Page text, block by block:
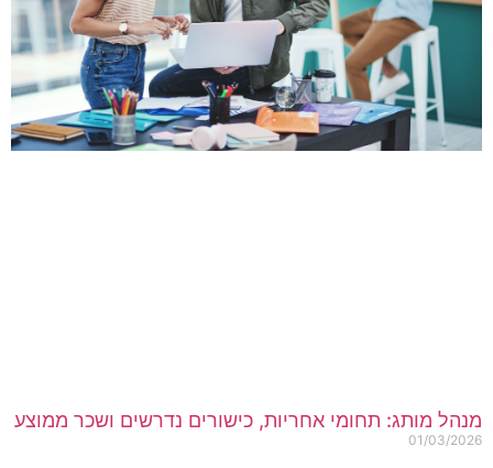
מותג: תחומי אחריות, כישורים נדרשים ושכר ממוצע
01/03/